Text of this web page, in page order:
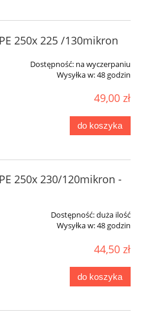
250x 225 /130mikron
Dostępność: na wyczerpaniu
Wysyłka w:48 godzin
49,00 zł
do koszyka
250x 230/120mikron -
Dostępność:duża ilość
Wysyłka w:48 godzin
44,50 zł
do koszyka